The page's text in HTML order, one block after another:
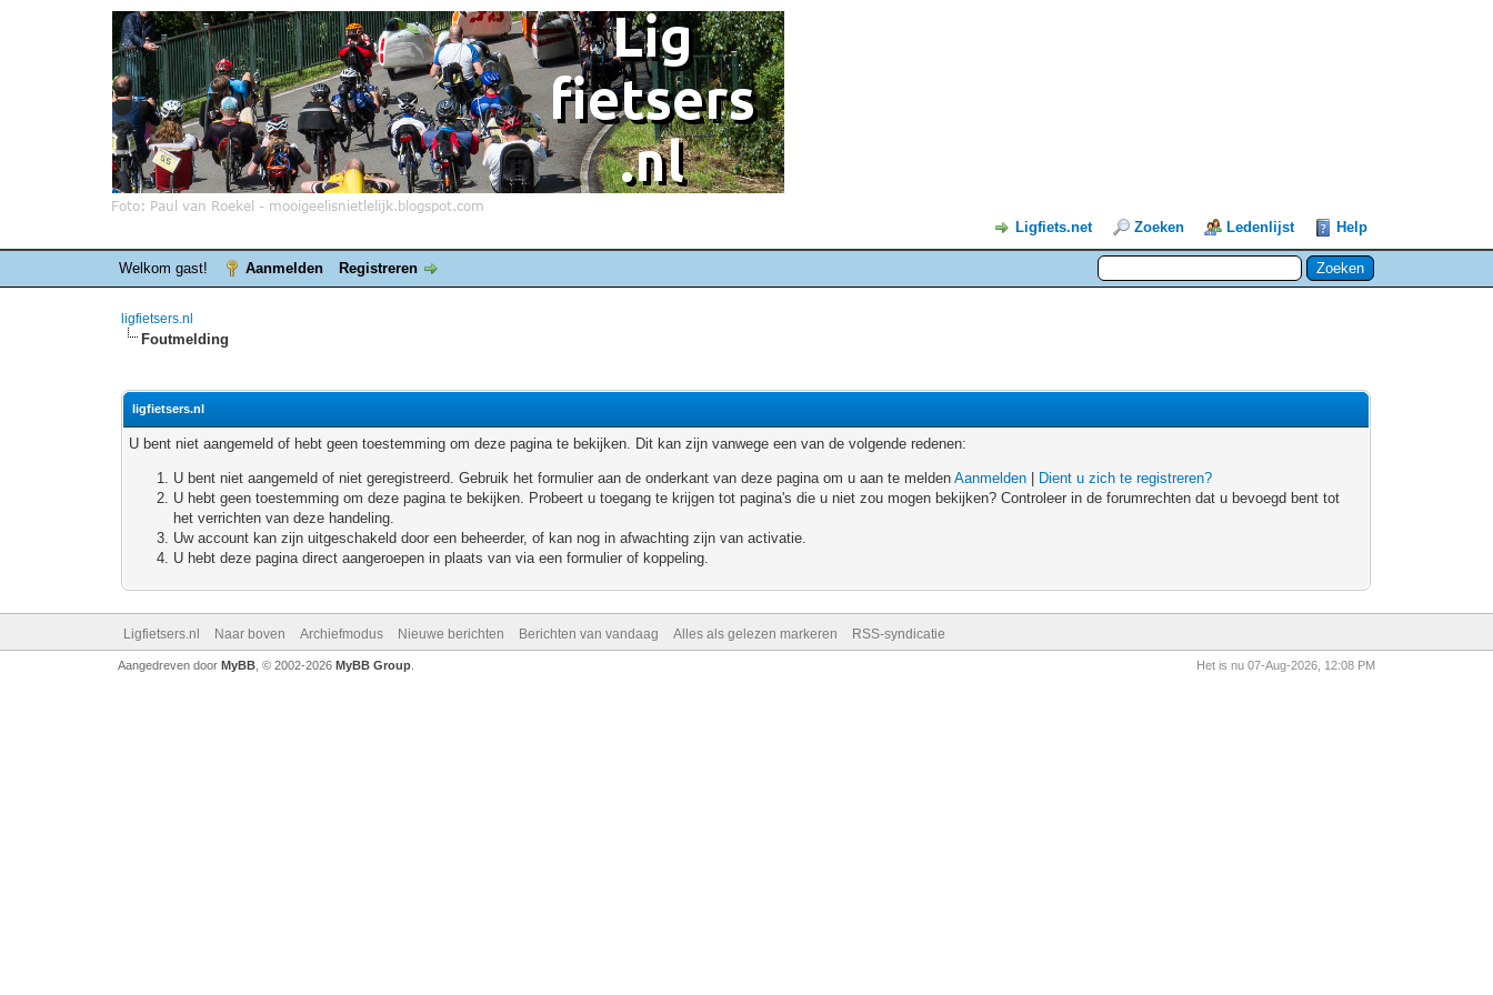
Ligfiets.net Zoeken Ledenlijst Help
Welkom gast! Aanmelden Registreren
ligfietsers.nl
Foutmelding
ligfietsers.nl
U bent niet aangemeld of hebt geen toestemming om deze pagina te bekijken. Dit kan zijn vanwege een van de volgende redenen:
U bent niet aangemeld of niet geregistreerd. Gebruik het formulier aan de onderkant van deze pagina om u aan te meldenAanmelden
Dient u zich te registreren?
U hebt geen toestemming om deze pagina te bekijken. Probeert u toegang te krijgen tot pagina's die u niet zou mogen bekijken? Controleer in de forumrechten dat u bevoegd bent tot
het verrichten van deze handeling.
Uw account kan zijn uitgeschakeld door een beheerder, of kan nog in afwachting zijn van activatie.
U hebt deze pagina direct aangeroepen in plaats van via een formulier of koppeling.
Ligfietsers.nl Naar boven Archiefmodus Nieuwe berichten Berichten van vandaag Alles als gelezen markeren RSS-syndicatie
Het is nu 07-Aug-2026, 12:08 PM
Aangedreven door MyBB, © 2002-2026 MyBB Group.